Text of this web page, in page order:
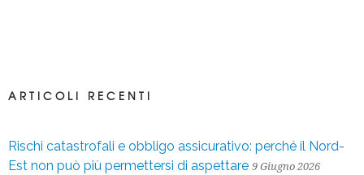
ARTICOLI RECENTI
Rischi catastrofali e obbligo assicurativo: perché il Nord-
Est non può più permettersi di aspettare 9 Giugno 2026